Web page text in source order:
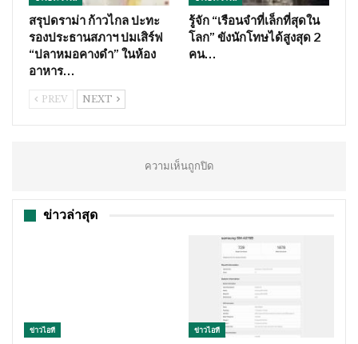
สรุปดราม่า ก้าวไกล ปะทะ
รองประธานสภาฯ ปมเสิร์ฟ
“ปลาหมอคางดำ” ในห้อง
อาหาร…
รู้จัก “เรือนจำที่เล็กที่สุดใน
โลก” ขังนักโทษได้สูงสุด 2
คน…
PREV NEXT
ความเห็นถูกปิด
ข่าวล่าสุด
ข่าวไอที ข่าวไอที